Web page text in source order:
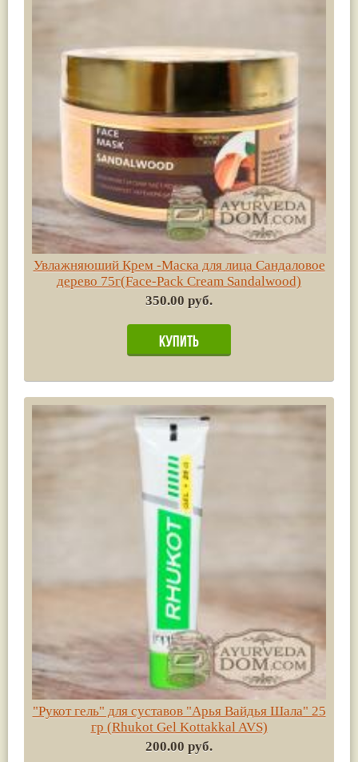
Увлажняюший Крем -Маска для лица Сандаловое
дерево 75г(Face-Pack Cream Sandalwood)
350.00 руб.
"Рукот гель" для суставов "Арья Вайдья Шала" 25
гр (Rhukot Gel Kottakkal AVS)
200.00 руб.